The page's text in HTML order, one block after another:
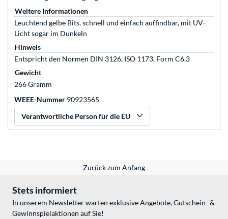
Weitere Informationen
Leuchtend gelbe Bits, schnell und einfach auffindbar, mit UV-
Licht sogar im Dunkeln
Hinweis
Entspricht den Normen DIN 3126, ISO 1173, Form C6,3
Gewicht
266 Gramm
WEEE-Nummer 90923565
Verantwortliche Person für die EU
Zurück zum Anfang
Stets informiert
In unserem Newsletter warten exklusive Angebote, Gutschein- &
Gewinnspielaktionen auf Sie!